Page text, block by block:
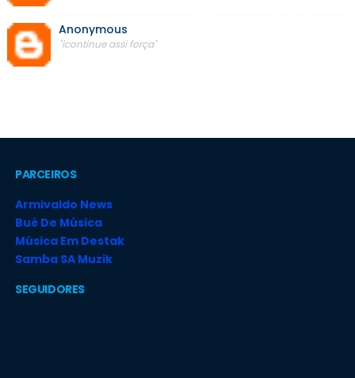
Anonymous
"icontinue assi força"
PARCEIROS
Armivaldo News
Bué De Música
Música Em Destak
Samba SA Muzik
SEGUIDORES